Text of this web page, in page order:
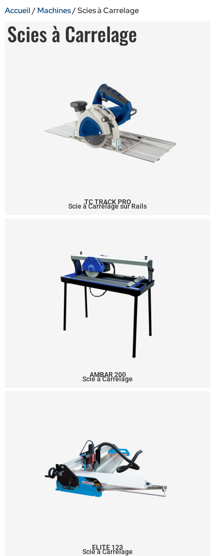
Accueil/ Machines/ Scies à Carrelage
Scies à Carrelage
TC TRACK PRO
Scie à Carrelage sur Rails
AMBAR 200
Scie à Carrelage
ELITE 123
Scie à Carrelage